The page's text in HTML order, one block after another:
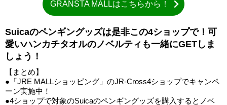
GRANSTA MALLはこちらから！
Suicaのペンギングッズは是非この4ショップで！可
愛いハンカチタオルのノベルティも一緒にGETしま
しょう！
【まとめ】
●「JRE MALLショッピング」のJR-Cross4ショップでキャンペ
ーン実施中！
●4ショップで対象のSuicaのペンギングッズを購入するとノベ